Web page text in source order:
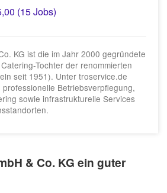
(15 Jobs)
KG ist die im Jahr 2000 gegründete
Tochter der renommierten
seit 1951). Unter troservice.de
Betriebsverpflegung,
sowie infrastrukturelle Services
& Co. KG ein guter